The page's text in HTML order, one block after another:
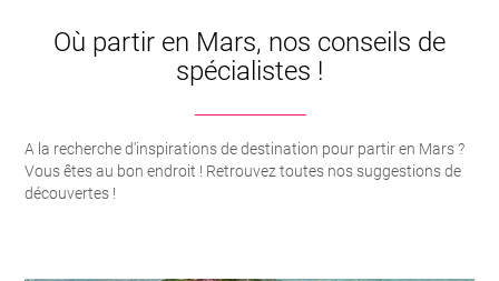
Où partir en Mars, nos conseils de
spécialistes !
A la recherche d'inspirations de destination pour partir en Mars ?
Vous êtes au bon endroit ! Retrouvez toutes nos suggestions de
découvertes !